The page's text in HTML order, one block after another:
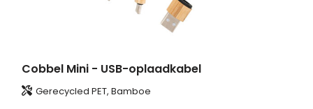
Cobbel Mini - USB-oplaadkabel
Gerecycled PET, Bamboe